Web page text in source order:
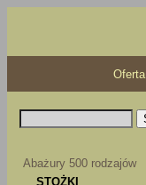
Oferta
Abażury 500 rodzajów
STOŻKI